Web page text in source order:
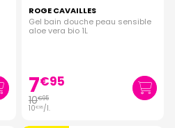
ROGE CAVAILLES
Gel bain douche peau sensible
aloe vera bio 1L
7€95
10€95
10€95/l.